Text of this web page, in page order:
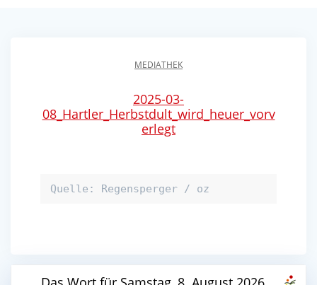
MEDIATHEK
2025-03-
08_Hartler_Herbstdult_wird_heuer_vorv
erlegt
Quelle: Regensperger / oz